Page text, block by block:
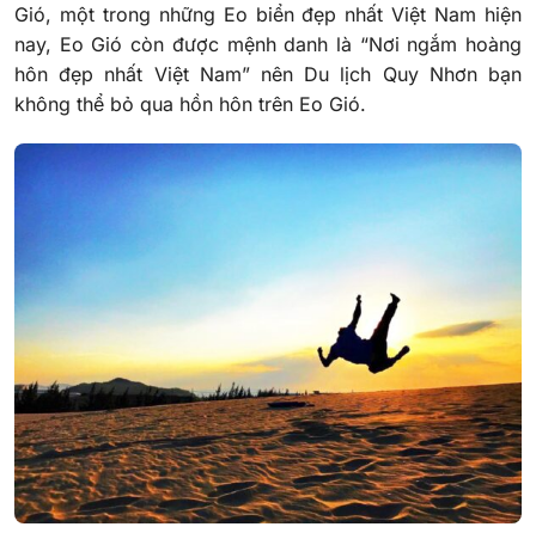
Gió, một trong những Eo biển đẹp nhất Việt Nam hiện
nay, Eo Gió còn được mệnh danh là “Nơi ngắm hoàng
hôn đẹp nhất Việt Nam” nên Du lịch Quy Nhơn bạn
không thể bỏ qua hồn hôn trên Eo Gió.